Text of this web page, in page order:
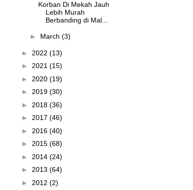
Korban Di Mekah Jauh
Lebih Murah
Berbanding di Mal...
► March (3)
► 2022 (13)
► 2021 (15)
► 2020 (19)
► 2019 (30)
► 2018 (36)
► 2017 (46)
► 2016 (40)
► 2015 (68)
► 2014 (24)
► 2013 (64)
► 2012 (2)